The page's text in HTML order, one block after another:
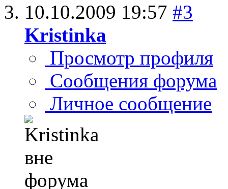
10.10.2009 19:57 #3
Kristinka
Просмотр профиля
Сообщения форума
Личное сообщение